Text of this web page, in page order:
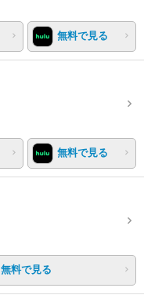
無料で見る
無料で見る
無料で見る